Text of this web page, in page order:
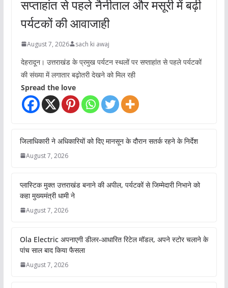
सप्ताहांत से पहले नैनीताल और मसूरी में बढ़ी
पर्यटकों की आवाजाही
August 7, 2026 sach ki awaj
देहरादून। उत्तराखंड के प्रमुख पर्यटन स्थलों पर सप्ताहांत से पहले पर्यटकों
की संख्या में लगातार बढ़ोतरी देखने को मिल रही
Spread the love
जिलाधिकारी ने अधिकारियों को दिए मानसून के दौरान सतर्क रहने के निर्देश
August 7, 2026
प्लास्टिक मुक्त उत्तराखंड बनाने की अपील, पर्यटकों से जिम्मेदारी निभाने को
कहा मुख्यमंत्री धामी ने
August 7, 2026
Ola Electric अपनाएगी डीलर-आधारित रिटेल मॉडल, अपने स्टोर चलाने के
पांच साल बाद किया फैसला
August 7, 2026